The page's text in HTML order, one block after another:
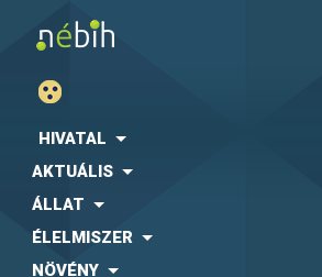
HIVATAL
AKTUÁLIS
ÁLLAT
ÉLELMISZER
NÖVÉNY